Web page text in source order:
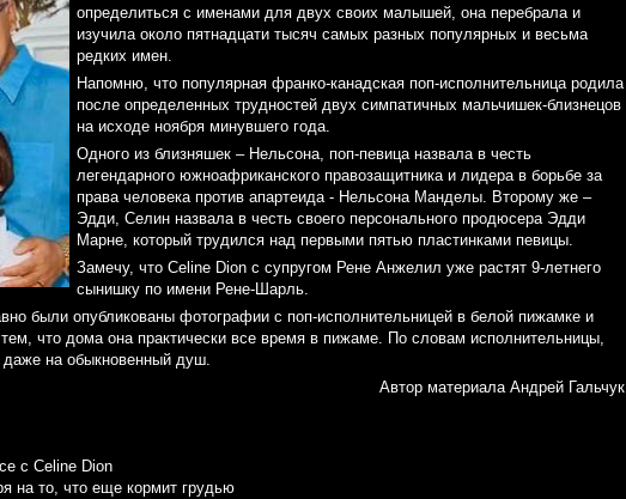
определиться с именами для двух своих малышей, она перебрала и
изучила около пятнадцати тысяч самых разных популярных и весьма
редких имен.
Напомню, что популярная франко-канадская поп-исполнительница родила
после определенных трудностей двух симпатичных мальчишек-близнецов
на исходе ноября минувшего года.
Одного из близняшек – Нельсона, поп-певица назвала в честь
легендарного южноафриканского правозащитника и лидера в борьбе за
права человека против апартеида - Нельсона Манделы. Второму же –
Эдди, Селин назвала в честь своего персонального продюсера Эдди
Марне, который трудился над первыми пятью пластинками певицы.
Замечу, что Celine Dion с супругом Рене Анжелил уже растят 9-летнего
сынишку по имени Рене-Шарль.
были опубликованы фотографии с поп-исполнительницей в белой пижамке и
что дома она практически все время в пижаме. По словам исполнительницы,
даже на обыкновенный душ.
Автор материала Андрей Гальчук
с Celine Dion
на то, что еще кормит грудью